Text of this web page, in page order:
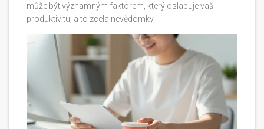
může být významným faktorem, který oslabuje vaši
produktivitu, a to zcela nevědomky.